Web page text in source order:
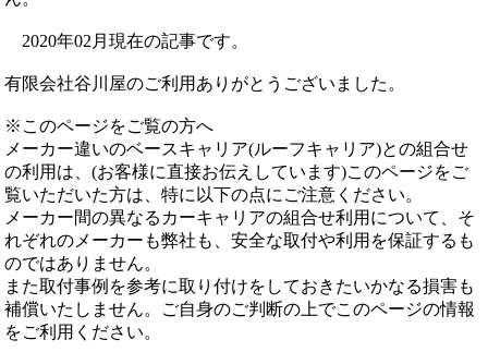
2020年02月現在の記事です。
有限会社谷川屋のご利用ありがとうございました。
※このページをご覧の方へ
メーカー違いのベースキャリア(ルーフキャリア)との組合せ
の利用は、(お客様に直接お伝えしています)このページをご
覧いただいた方は、特に以下の点にご注意ください。
メーカー間の異なるカーキャリアの組合せ利用について、そ
れぞれのメーカーも弊社も、安全な取付や利用を保証するも
のではありません。
また取付事例を参考に取り付けをしておきたいかなる損害も
補償いたしません。ご自身のご判断の上でこのページの情報
をご利用ください。